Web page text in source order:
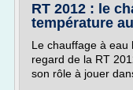
RT 2012 : le
température
Le chauffage à eau
regard de la RT
son rôle à jouer